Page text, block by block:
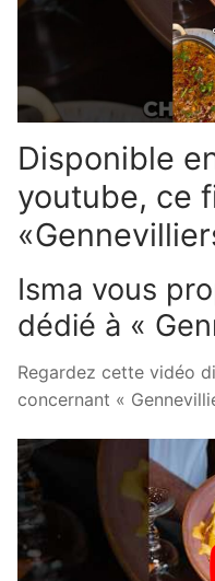
Disponible
youtube, ce
Isma vous
dédié à «
Regardez cette vidéo
concernant «